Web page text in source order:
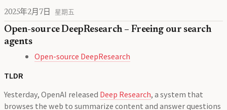
2025年2月7日 星期五
Open-source DeepResearch – Freeing our search
agents
Open-source DeepResearch
TLDR
Yesterday, OpenAI released Deep Research, a system that
browses the web to summarize content and answer questions